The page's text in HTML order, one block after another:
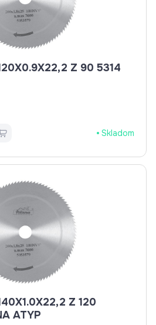
Z 90 5314
Skladom
Z 120
ATYP